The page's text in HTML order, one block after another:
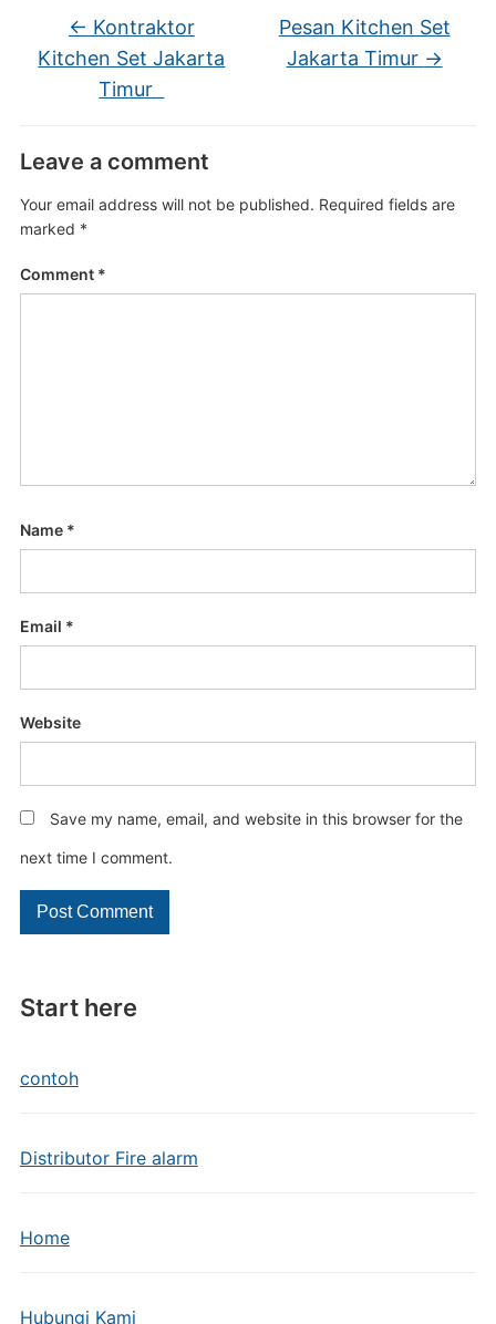
Start here
contoh
Distributor Fire alarm
Home
Hubungi Kami
← Kontraktor
Kitchen Set Jakarta
Timur
Pesan Kitchen Set
Jakarta Timur →
Leave a comment
Your email address will not be published. Required fields are
marked *
Comment *
Name *
Email *
Website
Save my name, email, and website in this browser for the
next time I comment.